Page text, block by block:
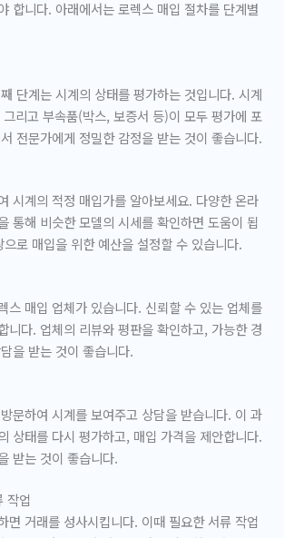
합니다. 아래에서는 로렉스 매입 절차를 단계별
단계는 시계의 상태를 평가하는 것입니다. 시계
리고 부속품(박스, 보증서 등)이 모두 평가에 포
전문가에게 정밀한 감정을 받는 것이 좋습니다.
시계의 적정 매입가를 알아보세요. 다양한 온라
통해 비슷한 모델의 시세를 확인하면 도움이 됩
로 매입을 위한 예산을 설정할 수 있습니다.
스 매입 업체가 있습니다. 신뢰할 수 있는 업체를
니다. 업체의 리뷰와 평판을 확인하고, 가능한 경
을 받는 것이 좋습니다.
문하여 시계를 보여주고 상담을 받습니다. 이 과
상태를 다시 평가하고, 매입 가격을 제안합니다.
받는 것이 좋습니다.
작업
면 거래를 성사시킵니다. 이때 필요한 서류 작업